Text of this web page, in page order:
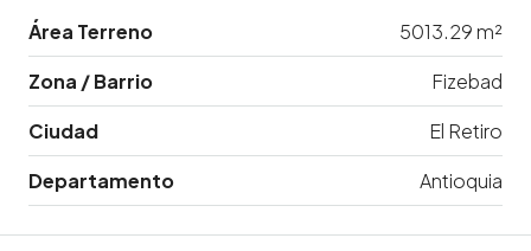
Área Terreno
5013.29 m²
Zona / Barrio
Fizebad
Ciudad
El Retiro
Departamento
Antioquia